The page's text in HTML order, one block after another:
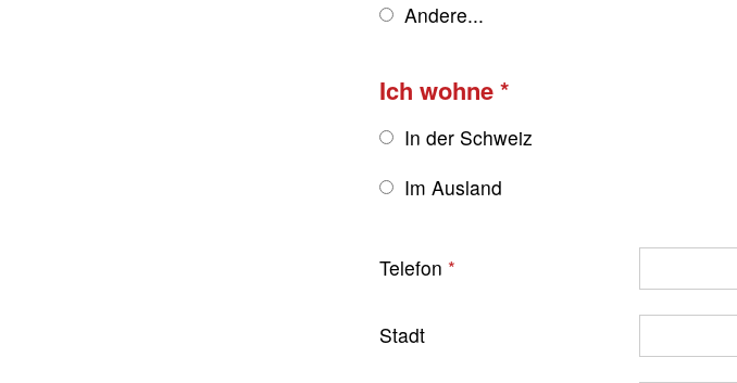
Andere...
Ich wohne
In der Schweiz
Im Ausland
Telefon
Stadt